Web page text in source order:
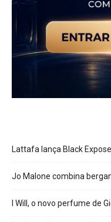
Lattafa lança Black
Jo Malone combina
I Will, o novo perfume de